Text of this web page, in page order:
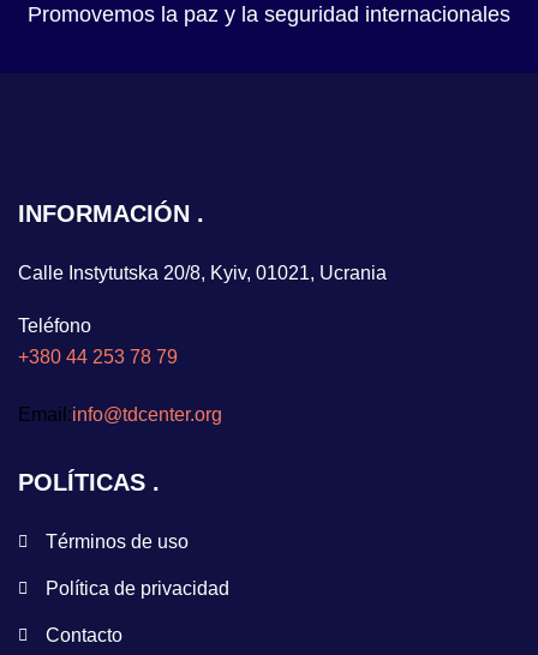
Promovemos la paz y la seguridad internacionales
INFORMACIÓN
Calle Instytutska 20/8, Kyiv, 01021, Ucrania
Teléfono
+380 44 253 78 79
Email:info@tdcenter.org
POLÍTICAS
Términos de uso
Política de privacidad
Contacto